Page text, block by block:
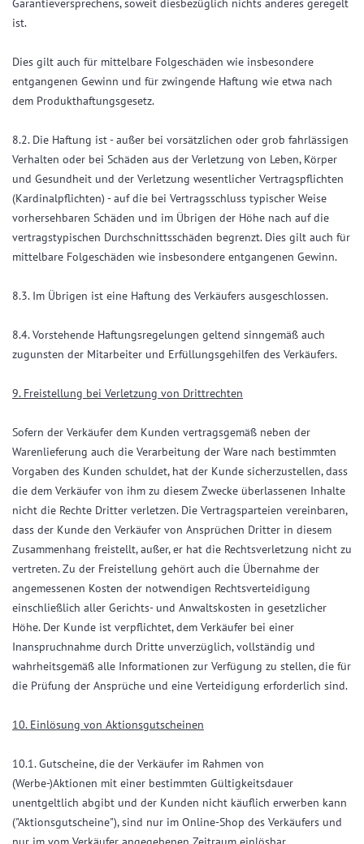
Garantieversprechens, soweit diesbezüglich nichts anderes geregelt
ist.
Dies gilt auch für mittelbare Folgeschäden wie insbesondere
entgangenen Gewinn und für zwingende Haftung wie etwa nach
dem Produkthaftungsgesetz.
8.2. Die Haftung ist - außer bei vorsätzlichen oder grob fahrlässigen
Verhalten oder bei Schäden aus der Verletzung von Leben, Körper
und Gesundheit und der Verletzung wesentlicher Vertragspflichten
(Kardinalpflichten) - auf die bei Vertragsschluss typischer Weise
vorhersehbaren Schäden und im Übrigen der Höhe nach auf die
vertragstypischen Durchschnittsschäden begrenzt. Dies gilt auch für
mittelbare Folgeschäden wie insbesondere entgangenen Gewinn.
8.3. Im Übrigen ist eine Haftung des Verkäufers ausgeschlossen.
8.4. Vorstehende Haftungsregelungen geltend sinngemäß auch
zugunsten der Mitarbeiter und Erfüllungsgehilfen des Verkäufers.
9. Freistellung bei Verletzung von Drittrechten
Sofern der Verkäufer dem Kunden vertragsgemäß neben der
Warenlieferung auch die Verarbeitung der Ware nach bestimmten
Vorgaben des Kunden schuldet, hat der Kunde sicherzustellen, dass
die dem Verkäufer von ihm zu diesem Zwecke überlassenen Inhalte
nicht die Rechte Dritter verletzen. Die Vertragsparteien vereinbaren,
dass der Kunde den Verkäufer von Ansprüchen Dritter in diesem
Zusammenhang freistellt, außer, er hat die Rechtsverletzung nicht zu
vertreten. Zu der Freistellung gehört auch die Übernahme der
angemessenen Kosten der notwendigen Rechtsverteidigung
einschließlich aller Gerichts- und Anwaltskosten in gesetzlicher
Höhe. Der Kunde ist verpflichtet, dem Verkäufer bei einer
Inanspruchnahme durch Dritte unverzüglich, vollständig und
wahrheitsgemäß alle Informationen zur Verfügung zu stellen, die für
die Prüfung der Ansprüche und eine Verteidigung erforderlich sind.
10. Einlösung von Aktionsgutscheinen
10.1. Gutscheine, die der Verkäufer im Rahmen von
(Werbe-)Aktionen mit einer bestimmten Gültigkeitsdauer
unentgeltlich abgibt und der Kunden nicht käuflich erwerben kann
("Aktionsgutscheine"), sind nur im Online-Shop des Verkäufers und